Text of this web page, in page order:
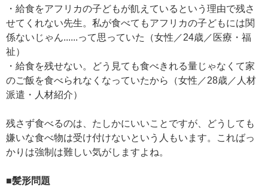
・給食をアフリカの子どもが飢えているという理由で残さ
せてくれない先生。私が食べてもアフリカの子どもには関
係ないじゃん......って思っていた（女性／24歳／医療・福
祉）
・給食を残せない。どう見ても食べきれる量じゃなくて家
のご飯を食べられなくなっていたから（女性／28歳／人材
派遣・人材紹介）
残さず食べるのは、たしかにいいことですが、どうしても
嫌いな食べ物は受け付けないという人もいます。こればっ
かりは強制は難しい気がしますよね。
■髪形問題